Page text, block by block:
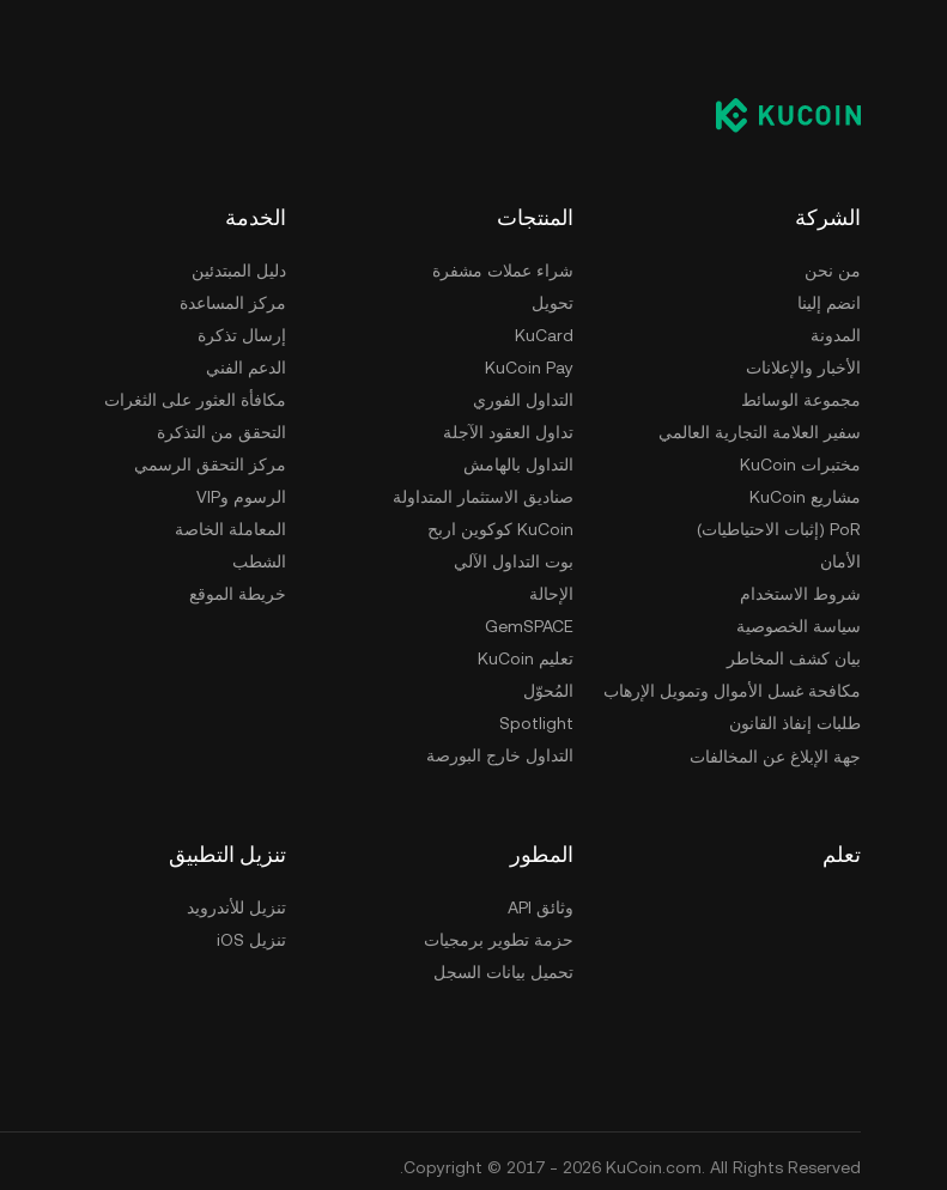
الشركة
من نحن
انضم إلينا
المدونة
الأخبار والإعلانات
مجموعة الوسائط
سفير العلامة التجارية العالمي
مختبرات KuCoin
مشاريع KuCoin
PoR (إثبات الاحتياطيات)
الأمان
شروط الاستخدام
سياسة الخصوصية
بيان كشف المخاطر
مكافحة غسل الأموال وتمويل الإرهاب
طلبات إنفاذ القانون
جهة الإبلاغ عن المخالفات
المنتجات
شراء عملات مشفرة
تحويل
KuCard
KuCoin Pay
التداول الفوري
تداول العقود الآجلة
التداول بالهامش
صناديق الاستثمار المتداولة
KuCoin كوكوين اربح
بوت التداول الآلي
الإحالة
GemSPACE
تعليم KuCoin
المُحوّل
Spotlight
التداول خارج البورصة
الخدمة
دليل المبتدئين
مركز المساعدة
إرسال تذكرة
الدعم الفني
مكافأة العثور على الثغرات
التحقق من التذكرة
مركز التحقق الرسمي
الرسوم وVIP
المعاملة الخاصة
الشطب
خريطة الموقع
تعلم المطور
وثائق API
حزمة تطوير برمجيات
تحميل بيانات السجل
تنزيل التطبيق
تنزيل للأندرويد
تنزيل iOS
Copyright © 2017 - 2026 KuCoin.com. All Rights Reserved.